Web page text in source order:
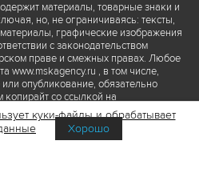
материалы, товарные знаки и
но, не ограничиваясь: тексты,
графические изображения
с законодательством
праве и смежных правах. Любое
www.mskagency.ru , в том числе,
опубликование, обязательно
со ссылкой на
а также гиперссылкой на сайт
информации. Переработка
не допускается.
куки-файлы и обрабатывает
Хорошо